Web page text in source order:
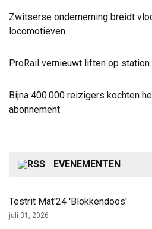
Zwitserse onderneming breidt
locomotieven
ProRail vernieuwt liften op
Bijna 400.000 reizigers kochten
abonnement
EVENEMENTEN
Testrit Mat'24 'Blokkendoos'
juli 31, 2026